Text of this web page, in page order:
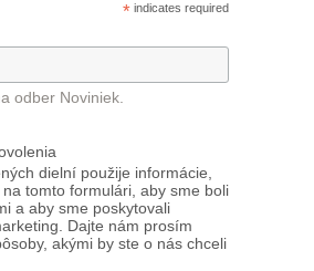
* indicates required
odber Noviniek.
dielní použije informácie,
tomto formulári, aby sme boli
a aby sme poskytovali
Dajte nám prosím
akými by ste o nás chceli